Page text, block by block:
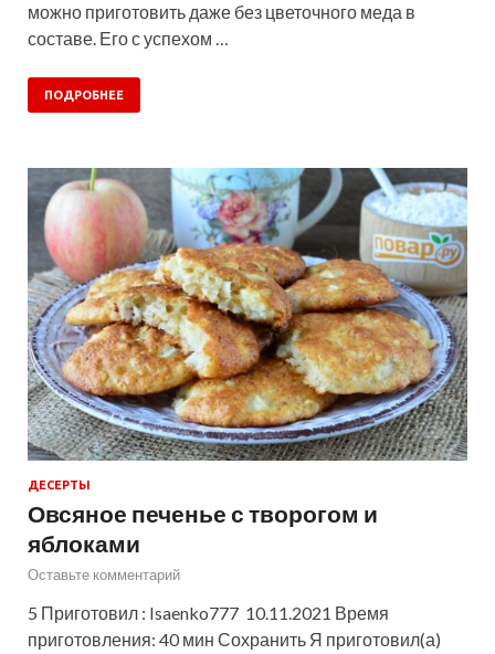
можно приготовить даже без цветочного меда в
составе. Его с успехом …
ПОДРОБНЕЕ
ДЕСЕРТЫ
Овсяное печенье с творогом и
яблоками
Оставьте комментарий
5 Приготовил : Isaenko777 10.11.2021 Время
приготовления: 40 мин Сохранить Я приготовил(а)